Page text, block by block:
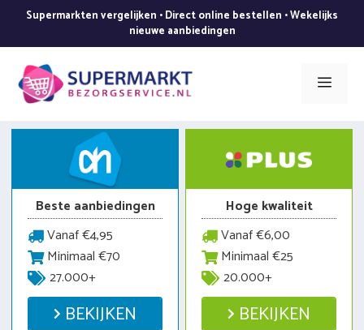
de
inhoud
Supermarkten vergelijken • Direct online bestellen • Wekelijks
nieuwe aanbiedingen
Menu
Beste aanbiedingen
Vanaf €4,95
Minimaal €70
27.000+
BEKIJKEN
Hoge kwaliteit
Vanaf €6,00
Minimaal €25
20.000+
BEKIJKEN